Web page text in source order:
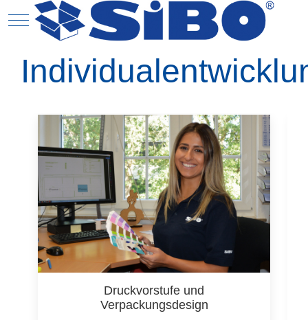
Mobile Menu Toggle
Konzeption in 3D-CAD-Software
Anhand von 3D-Kundendaten und / oder